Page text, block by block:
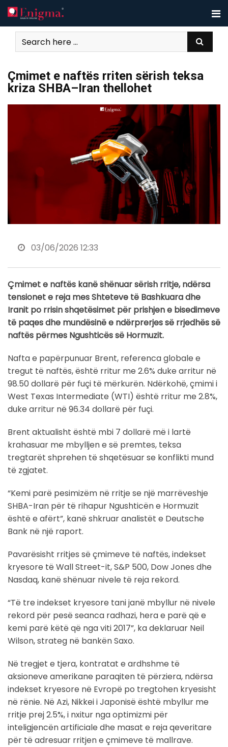
Skip
to
content
Çmimet e naftës rriten sërish teksa
kriza SHBA–Iran thellohet
03/06/2026 12:33
Çmimet e naftës kanë shënuar sërish rritje, ndërsa
tensionet e reja mes Shteteve të Bashkuara dhe
Iranit po rrisin shqetësimet për prishjen e bisedimeve
të paqes dhe mundësinë e ndërprerjes së rrjedhës së
naftës përmes Ngushticës së Hormuzit.
Nafta e papërpunuar Brent, referenca globale e
tregut të naftës, është rritur me 2.6% duke arritur në
98.50 dollarë për fuçi të mërkurën. Ndërkohë, çmimi i
West Texas Intermediate (WTI) është rritur me 2.8%,
duke arritur në 96.34 dollarë për fuçi.
Brent aktualisht është mbi 7 dollarë më i lartë
krahasuar me mbylljen e së premtes, teksa
tregtarët shprehen të shqetësuar se konflikti mund
të zgjatet.
“Kemi parë pesimizëm në rritje se një marrëveshje
SHBA-Iran për të rihapur Ngushticën e Hormuzit
është e afërt”, kanë shkruar analistët e Deutsche
Bank në një raport.
Pavarësisht rritjes së çmimeve të naftës, indekset
kryesore të Wall Street-it, S&P 500, Dow Jones dhe
Nasdaq, kanë shënuar nivele të reja rekord.
“Të tre indekset kryesore tani janë mbyllur në nivele
rekord për pesë seanca radhazi, hera e parë që e
kemi parë këtë që nga viti 2017”, ka deklaruar Neil
Wilson, strateg në bankën Saxo.
Në tregjet e tjera, kontratat e ardhshme të
aksioneve amerikane paraqiten të përziera, ndërsa
indekset kryesore në Evropë po tregtohen kryesisht
në rënie. Në Azi, Nikkei i Japonisë është mbyllur me
rritje prej 2.5%, i nxitur nga optimizmi për
inteligjencën artificiale dhe masat e reja qeveritare
për të adresuar rritjen e çmimeve të mallrave.